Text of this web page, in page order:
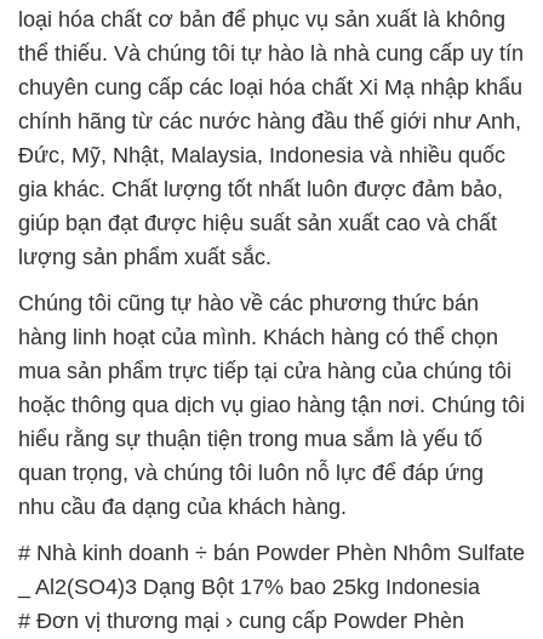
loại hóa chất cơ bản để phục vụ sản xuất là không
thể thiếu. Và chúng tôi tự hào là nhà cung cấp uy tín
chuyên cung cấp các loại hóa chất Xi Mạ nhập khẩu
chính hãng từ các nước hàng đầu thế giới như Anh,
Đức, Mỹ, Nhật, Malaysia, Indonesia và nhiều quốc
gia khác. Chất lượng tốt nhất luôn được đảm bảo,
giúp bạn đạt được hiệu suất sản xuất cao và chất
lượng sản phẩm xuất sắc.
Chúng tôi cũng tự hào về các phương thức bán
hàng linh hoạt của mình. Khách hàng có thể chọn
mua sản phẩm trực tiếp tại cửa hàng của chúng tôi
hoặc thông qua dịch vụ giao hàng tận nơi. Chúng tôi
hiểu rằng sự thuận tiện trong mua sắm là yếu tố
quan trọng, và chúng tôi luôn nỗ lực để đáp ứng
nhu cầu đa dạng của khách hàng.
# Nhà kinh doanh ÷ bán Powder Phèn Nhôm Sulfate
_ Al2(SO4)3 Dạng Bột 17% bao 25kg Indonesia
# Đơn vị thương mại › cung cấp Powder Phèn